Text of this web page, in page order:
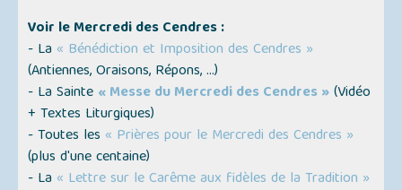
Voir le Mercredi des Cendres :
- La « Bénédiction et Imposition des Cendres »
(Antiennes, Oraisons, Répons, …)
- La Sainte « Messe du Mercredi des Cendres »(Vidéo
+ Textes Liturgiques)
- Toutes les « Prières pour le Mercredi des Cendres »
(plus d'une centaine)
- La « Lettre sur le Carême aux fidèles de la Tradition »